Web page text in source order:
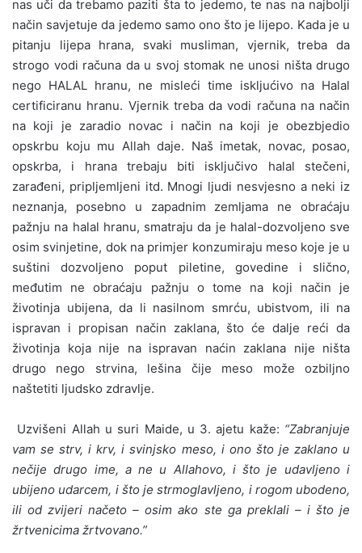
nas uči da trebamo paziti šta to jedemo, te nas na najbolji
način savjetuje da jedemo samo ono što je lijepo. Kada je u
pitanju lijepa hrana, svaki musliman, vjernik, treba da
strogo vodi računa da u svoj stomak ne unosi ništa drugo
nego HALAL hranu, ne misleći time iskljućivo na Halal
certificiranu hranu. Vjernik treba da vodi računa na način
na koji je zaradio novac i način na koji je obezbjedio
opskrbu koju mu Allah daje. Naš imetak, novac, posao,
opskrba, i hrana trebaju biti isključivo halal stečeni,
zarađeni, pripljemljeni itd. Mnogi ljudi nesvjesno a neki iz
neznanja, posebno u zapadnim zemljama ne obraćaju
pažnju na halal hranu, smatraju da je halal-dozvoljeno sve
osim svinjetine, dok na primjer konzumiraju meso koje je u
suštini dozvoljeno poput piletine, govedine i slično,
međutim ne obraćaju pažnju o tome na koji način je
životinja ubijena, da li nasilnom smrću, ubistvom, ili na
ispravan i propisan način zaklana, što će dalje reći da
životinja koja nije na ispravan naćin zaklana nije ništa
drugo nego strvina, lešina čije meso može ozbiljno
naštetiti ljudsko zdravlje.
Uzvišeni Allah u suri Maide, u 3. ajetu kaže: “Zabranjuje
vam se strv, i krv, i svinjsko meso, i ono što je zaklano u
nečije drugo ime, a ne u Allahovo, i što je udavljeno i
ubijeno udarcem, i što je strmoglavljeno, i rogom ubodeno,
ili od zvijeri načeto – osim ako ste ga preklali – i što je
žrtvenicima žrtvovano.”